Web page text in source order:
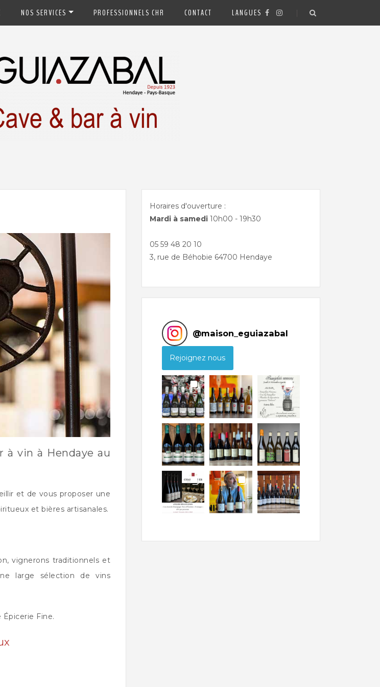
NOS SERVICES PROFESSIONNELS CHR CONTACT LANGUES
à vin à Hendaye au
et de vous proposer une
et bières artisanales.
vignerons traditionnels et
large sélection de vins
Fine.
Horaires d'ouverture :
Mardi à samedi 10h00 - 19h30
05 59 48 20 10
3, rue de Béhobie 64700 Hendaye
@maison_eguiazabal
Rejoignez nous